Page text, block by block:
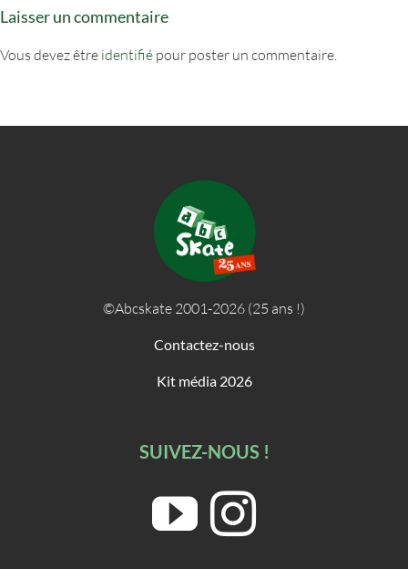
Laisser un commentaire
Vous devez être identifié pour poster un commentaire.
©Abcskate 2001-2026 (25 ans !)
Contactez-nous
Kit média 2026
SUIVEZ-NOUS !